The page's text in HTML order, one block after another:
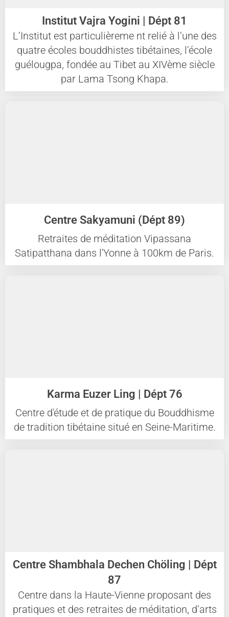
Institut Vajra Yogini | Dépt 81
L’Institut est particulièreme nt relié à l’une des
quatre écoles bouddhistes tibétaines, l’école
guélougpa, fondée au Tibet au XIVème siècle
par Lama Tsong Khapa.
Centre Sakyamuni (Dépt 89)
Retraites de méditation Vipassana
Satipatthana dans l'Yonne à 100km de Paris.
Karma Euzer Ling | Dépt 76
Centre d'étude et de pratique du Bouddhisme
de tradition tibétaine situé en Seine-Maritime.
Centre Shambhala Dechen Chöling | Dépt
87
Centre dans la Haute-Vienne proposant des
pratiques et des retraites de méditation, d’arts